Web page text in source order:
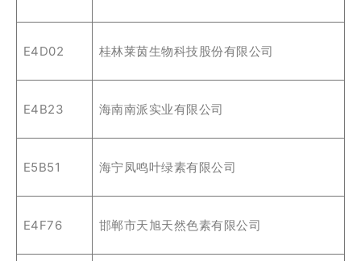
E4D02 桂林莱茵生物科技股份有限公司
E4B23 海南南派实业有限公司
E5B51 海宁凤鸣叶绿素有限公司
E4F76 邯郸市天旭天然色素有限公司